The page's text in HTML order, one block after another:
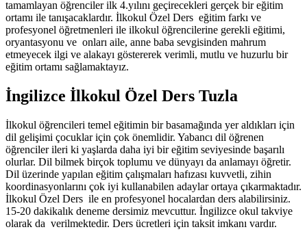
tamamlayan öğrenciler ilk 4.yılını geçirecekleri gerçek bir eğitim
ortamı ile tanışacaklardır. İlkokul Özel Ders eğitim farkı ve
profesyonel öğretmenleri ile ilkokul öğrencilerine gerekli eğitimi,
oryantasyonu ve onları aile, anne baba sevgisinden mahrum
etmeyecek ilgi ve alakayı göstererek verimli, mutlu ve huzurlu bir
eğitim ortamı sağlamaktayız.
İngilizce İlkokul Özel Ders Tuzla
İlkokul öğrencileri temel eğitimin bir basamağında yer aldıkları için
dil gelişimi çocuklar için çok önemlidir. Yabancı dil öğrenen
öğrenciler ileri ki yaşlarda daha iyi bir eğitim seviyesinde başarılı
olurlar. Dil bilmek birçok toplumu ve dünyayı da anlamayı öğretir.
Dil üzerinde yapılan eğitim çalışmaları hafızası kuvvetli, zihin
koordinasyonlarını çok iyi kullanabilen adaylar ortaya çıkarmaktadır.
İlkokul Özel Ders ile en profesyonel hocalardan ders alabilirsiniz.
15-20 dakikalık deneme dersimiz mevcuttur. İngilizce okul takviye
olarak da verilmektedir. Ders ücretleri için taksit imkanı vardır.